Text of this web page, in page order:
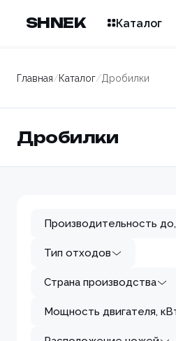
SHNEK Каталог
Главная/Каталог/Дробилки
Дробилки
Производительность
Тип отходов
Страна производства
Мощность двигателя,